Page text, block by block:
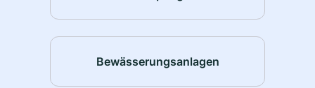
Bewässerungsanlagen